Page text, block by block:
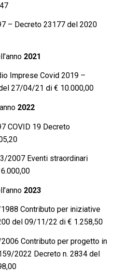
– Decreto 23177 del 2020
2021
Imprese Covid 2019 –
27/04/21 di € 10.000,00
2022
COVID 19 Decreto
2007 Eventi straordinari
2023
Contributo per iniziative
del 09/11/22 di € 1.258,50
Contributo per progetto in
2022 Decreto n. 2834 del